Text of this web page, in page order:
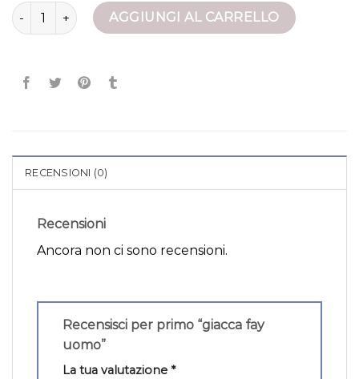
giacca fay uomo quantitàAGGIUNGI AL CARRELLO
RECENSIONI (0)
Recensioni
Ancora non ci sono recensioni.
Recensisci per primo “giacca fay
uomo”
La tua valutazione *